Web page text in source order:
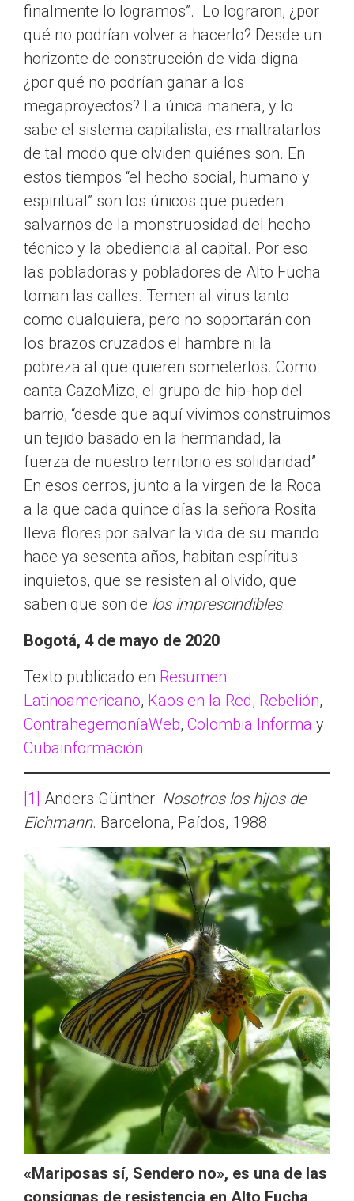
finalmente lo logramos”. Lo lograron, ¿por
qué no podrían volver a hacerlo? Desde un
horizonte de construcción de vida digna
¿por qué no podrían ganar a los
megaproyectos? La única manera, y lo
sabe el sistema capitalista, es maltratarlos
de tal modo que olviden quiénes son. En
estos tiempos “el hecho social, humano y
espiritual” son los únicos que pueden
salvarnos de la monstruosidad del hecho
técnico y la obediencia al capital. Por eso
las pobladoras y pobladores de Alto Fucha
toman las calles. Temen al virus tanto
como cualquiera, pero no soportarán con
los brazos cruzados el hambre ni la
pobreza al que quieren someterlos. Como
canta CazoMizo, el grupo de hip-hop del
barrio, “desde que aquí vivimos construimos
un tejido basado en la hermandad, la
fuerza de nuestro territorio es solidaridad”.
En esos cerros, junto a la virgen de la Roca
a la que cada quince días la señora Rosita
lleva flores por salvar la vida de su marido
hace ya sesenta años, habitan espíritus
inquietos, que se resisten al olvido, que
saben que son de los imprescindibles.
Bogotá, 4 de mayo de 2020
Texto publicado en Resumen
Latinoamericano, Kaos en la Red, Rebelión,
ContrahegemoníaWeb, Colombia Informa y
Cubainformación
[1] Anders Günther. Nosotros los hijos de
Eichmann. Barcelona, Paídos, 1988.
«Mariposas sí, Sendero no», es una de las
consignas de resistencia en Alto Fucha